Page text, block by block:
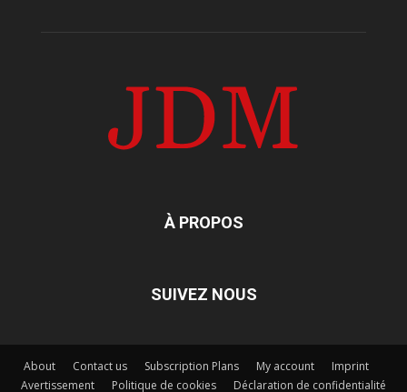
À PROPOS
SUIVEZ NOUS
About Contact us Subscription Plans My account
Imprint
Avertissement
Politique de cookies Déclaration de confidentialité